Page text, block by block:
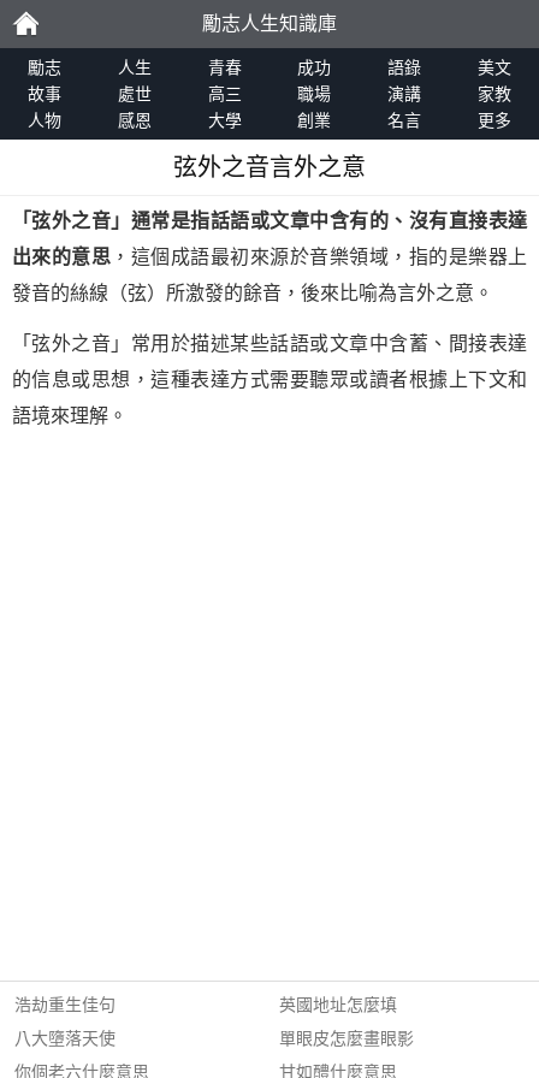
勵
志
勵志人生知識庫
勵志 人生 青春 成功 語錄
美文
故事
處世 高三 職場 演講
家教
人物
感恩 大學 創業 名言 更多
弦外之音言外之意
「 弦外之音 」通常是指話語或文章中含有的、沒有直接表達
出來的意思 ，這個成語最初來源於音樂領域，指的是樂器上
發音的絲線（弦）所激發的餘音，後來比喻為言外之意。
「弦外之音」常用於描述某些話語或文章中含蓄、間接表達
的信息或思想，這種表達方式需要聽眾或讀者根據上下文和
語境來理解。
浩劫重生佳句
八大墮落天使
你個老六什麼意思
英國地址怎麼填
單眼皮怎麼畫眼影
甘如醴什麼意思